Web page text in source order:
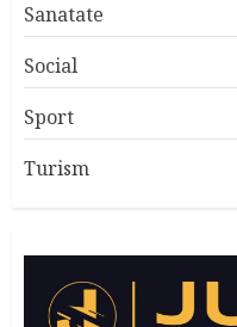
Sanatate
Social
Sport
Turism